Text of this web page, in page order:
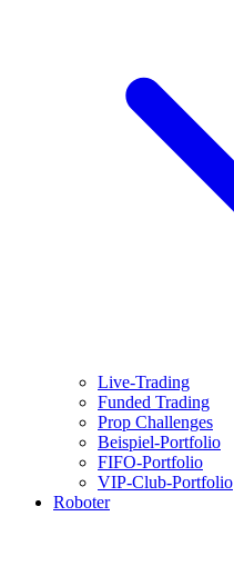
Live-Trading
Funded Trading
Prop Challenges
Beispiel-Portfolio
FIFO-Portfolio
VIP-Club-Portfolio
Roboter